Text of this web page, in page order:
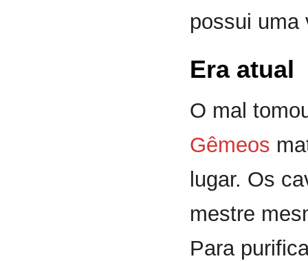
possui uma
Era atual
O mal
Gêmeos
lugar. Os
mestre
Para